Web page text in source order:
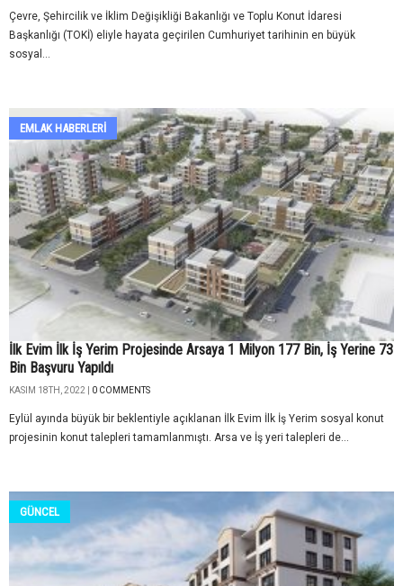
Çevre, Şehircilik ve İklim Değişikliği Bakanlığı ve Toplu Konut İdaresi
Başkanlığı (TOKİ) eliyle hayata geçirilen Cumhuriyet tarihinin en büyük
sosyal...
EMLAK HABERLERI
İlk Evim İlk İş Yerim Projesinde Arsaya 1 Milyon 177 Bin, İş Yerine 73
Bin Başvuru Yapıldı
KASIM 18TH, 2022 | 0 COMMENTS
Eylül ayında büyük bir beklentiyle açıklanan İlk Evim İlk İş Yerim sosyal konut
projesinin konut talepleri tamamlanmıştı. Arsa ve İş yeri talepleri de...
GÜNCEL